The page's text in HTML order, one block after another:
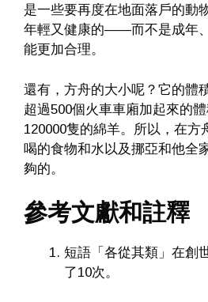
是一些要再度在地面落戶的動
年輕又健康的——而不是成年
能更加合理。
還有，方舟的大小呢？它的體
超過500個火車車廂加起來的
120000隻的綿羊。所以，在方
喝的食物和水以及挪亞和他全
夠的。
參考文獻和註釋
短語「各從其類」在創
了10次。